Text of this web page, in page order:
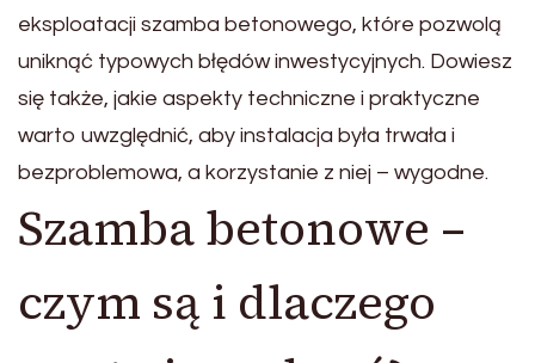
eksploatacji szamba betonowego, które pozwolą
uniknąć typowych błędów inwestycyjnych. Dowiesz
się także, jakie aspekty techniczne i praktyczne
warto uwzględnić, aby instalacja była trwała i
bezproblemowa, a korzystanie z niej – wygodne.
Szamba betonowe –
czym są i dlaczego